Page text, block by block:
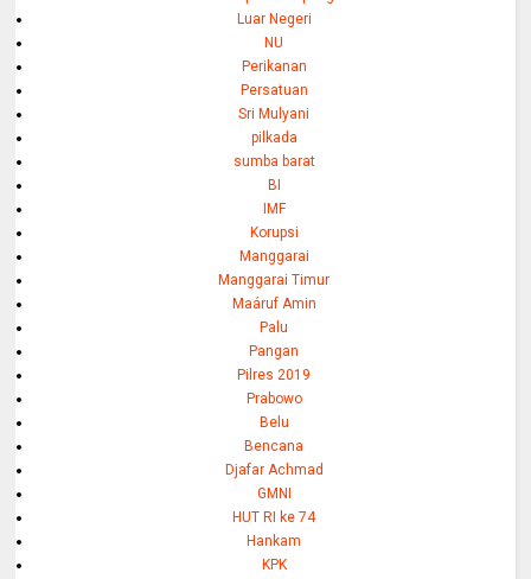
Luar Negeri
NU
Perikanan
Persatuan
Sri Mulyani
pilkada
sumba barat
BI
IMF
Korupsi
Manggarai
Manggarai Timur
Maáruf Amin
Palu
Pangan
Pilres 2019
Prabowo
Belu
Bencana
Djafar Achmad
GMNI
HUT RI ke 74
Hankam
KPK